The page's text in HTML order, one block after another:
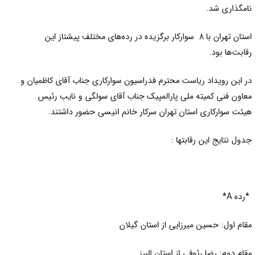
نامگذاری شد.
استان تهران با 8 سوارکار برگزیده در رده‌های مختلف پیشتاز این
رقابت‌ها بود.
در این رویداد ریاست محترم فدراسیون سوارکاری جناب آقای کاظمیان و
معاون فنی کمیته ملی پارالمپیک جناب آقای سولگی و نایب رئیس
هیئت سوارکاری استان تهران سرکار خانم انیسی حضور داشتند.
جدول نتایج این رقابتها :
*رده A*
مقام اول: حسین میرزایی از استان گیلان